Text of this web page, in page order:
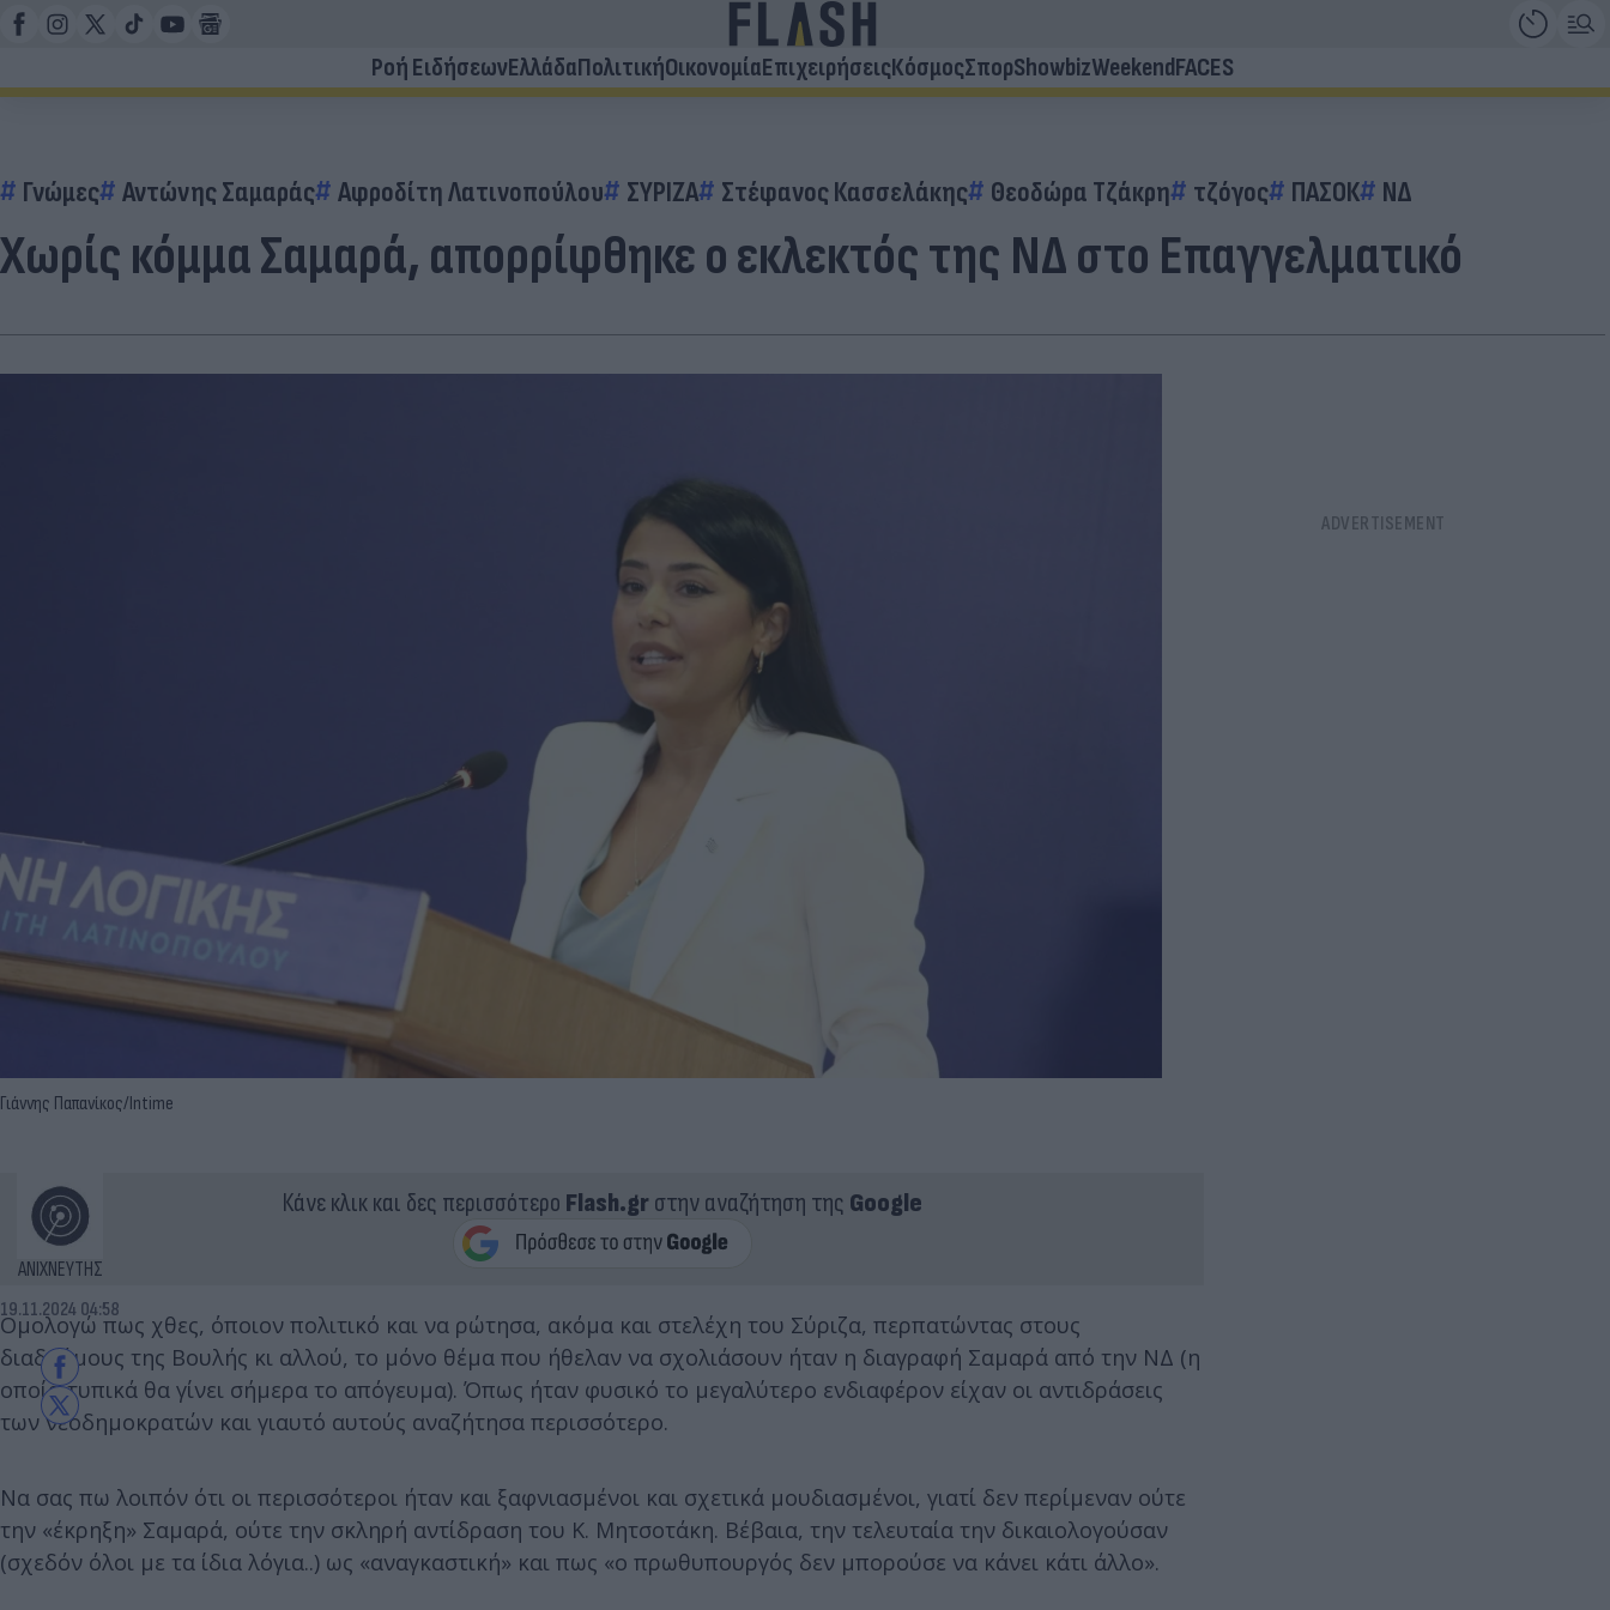
Ροή ΕιδήσεωνΕλλάδαΠολιτικήΟικονομίαΕπιχειρήσειςΚόσμοςΣπορShowbizWeekendFACES
Γνώμες Αντώνης Σαμαράς Αφροδίτη Λατινοπούλου ΣΥΡΙΖΑ Στέφανος Κασσελάκης Θεοδώρα Τζάκρη τζόγος ΠΑΣΟΚ ΝΔ
Χωρίς κόμμα Σαμαρά, απορρίφθηκε ο εκλεκτός της ΝΔ στο Επαγγελματικό
Γιάννης Παπανίκος/Intime
ΑΝΙΧΝΕΥΤΗΣ
19.11.2024 04:58
Κάνε κλικ και δες περισσότερο Flash.grστην αναζήτηση της Google
Ομολογώ πως χθες, όποιον πολιτικό και να ρώτησα, ακόμα και στελέχη του Σύριζα, περπατώντας στους
διαδρόμους της Βουλής κι αλλού, το μόνο θέμα που ήθελαν να σχολιάσουν ήταν η διαγραφή Σαμαρά από την ΝΔ (η
οποία τυπικά θα γίνει σήμερα το απόγευμα). Όπως ήταν φυσικό το μεγαλύτερο ενδιαφέρον είχαν οι αντιδράσεις
των νεοδημοκρατών και γιαυτό αυτούς αναζήτησα περισσότερο.
Να σας πω λοιπόν ότι οι περισσότεροι ήταν και ξαφνιασμένοι και σχετικά μουδιασμένοι, γιατί δεν περίμεναν ούτε
την «έκρηξη» Σαμαρά, ούτε την σκληρή αντίδραση του Κ. Μητσοτάκη. Βέβαια, την τελευταία την δικαιολογούσαν
(σχεδόν όλοι με τα ίδια λόγια..) ως «αναγκαστική» και πως «ο πρωθυπουργός δεν μπορούσε να κάνει κάτι άλλο».